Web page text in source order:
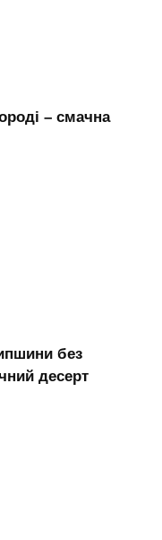
– смачна
без
десерт